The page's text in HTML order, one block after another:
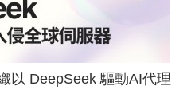
以 DeepSeek 驅動AI代理